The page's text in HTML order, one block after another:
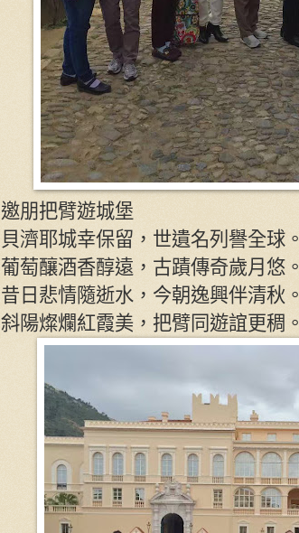
邀朋把臂遊城堡
貝濟耶城幸保留，世遺名列譽全球。
葡萄釀酒香醇遠，古蹟傳奇歲月悠。
昔日悲情隨逝水，今朝逸興伴清秋。
斜陽燦爛紅霞美，把臂同遊誼更稠。